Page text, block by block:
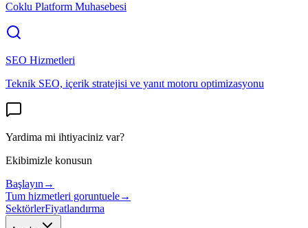
Coklu Platform Muhasebesi
SEO Hizmetleri
Teknik SEO, içerik stratejisi ve yanıt motoru optimizasyonu
Yardima mi ihtiyaciniz var?
Ekibimizle konusun
Başlayın →
Tum hizmetleri goruntuele→
SektörlerFiyatlandırma